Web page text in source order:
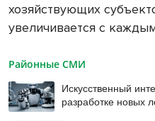
хозяйствующих
увеличивается с
Районные СМИ
Искусственный
разработке новых